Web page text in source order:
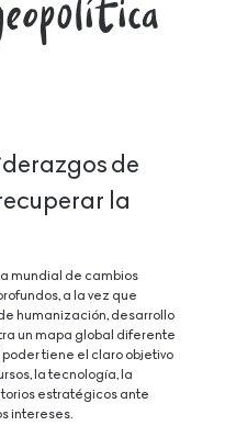
de
la
mundial de cambios
a la vez que
humanización, desarrollo
un mapa global diferente
poder tiene el claro objetivo
la tecnología, la
estratégicos ante
intereses.